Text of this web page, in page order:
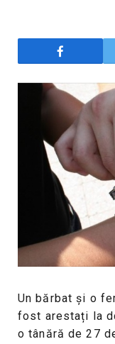
Un bărbat și o
fost arestați la
o tânără de 27